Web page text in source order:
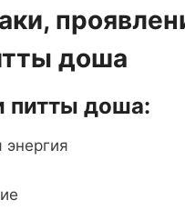
доша
питты доша: